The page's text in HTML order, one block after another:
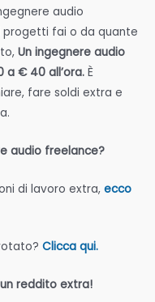
audio
fai o da quante
Un ingegnere audio
a € 40 all’ora. È
fare soldi extra e
audio freelance?
di lavoro extra, ecco
Clicca qui.
reddito extra!